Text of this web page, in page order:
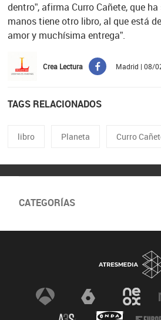
dentro”, afirma Curro Cañete, que
manos tiene otro libro, al que está
amor y muchísima entrega”.
Crea Lectura Madrid | 08/
TAGS RELACIONADOS
libro Planeta Curro
CATEGORÍAS